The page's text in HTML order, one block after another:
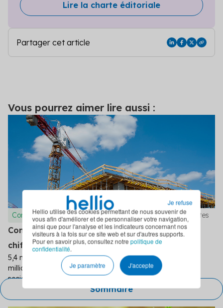
Hellio utilise des cookies permettant de nous souvenir de
vous afin d'améliorer et de personnaliser votre navigation,
ainsi que pour l'analyse et les indicateurs concernant nos
visiteurs à la fois sur ce site web et sur d'autres supports.
Pour en savoir plus, consultez notre politique de
confidentialité.
Je paramètre
J'accepte
Je refuse
Lire la charte éditoriale
Partager cet article
Sommaire
Vous pourrez aimer lire aussi :
Conseils 7 minutes
Construction du logement social en France :
chiffres, enjeux et réglementations
5,4 millions de logements sociaux (source : SDES), 2,87
millions de ménages en attente d’une attribution (L’union
sociale pour l’habitat)....
Caroline Dusanter
07 juillet 2026